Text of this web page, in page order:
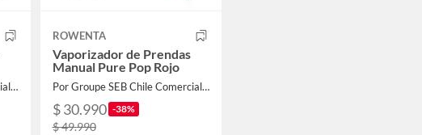
Por Groupe SEB Chile Comercial Limitada
ROWENTA
Vaporizador de Prendas
Manual Pure Pop Rojo
Por Groupe SEB Chile Comercial Limitada
$ 30.990 -38%
$ 49.990